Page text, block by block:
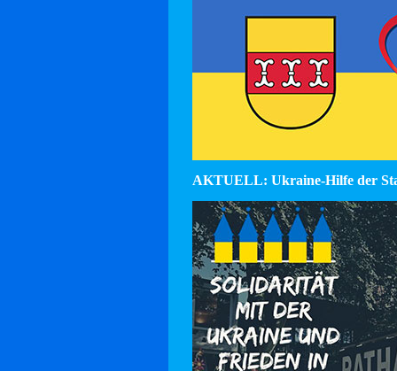
AKTUELL: Ukraine-Hilfe der